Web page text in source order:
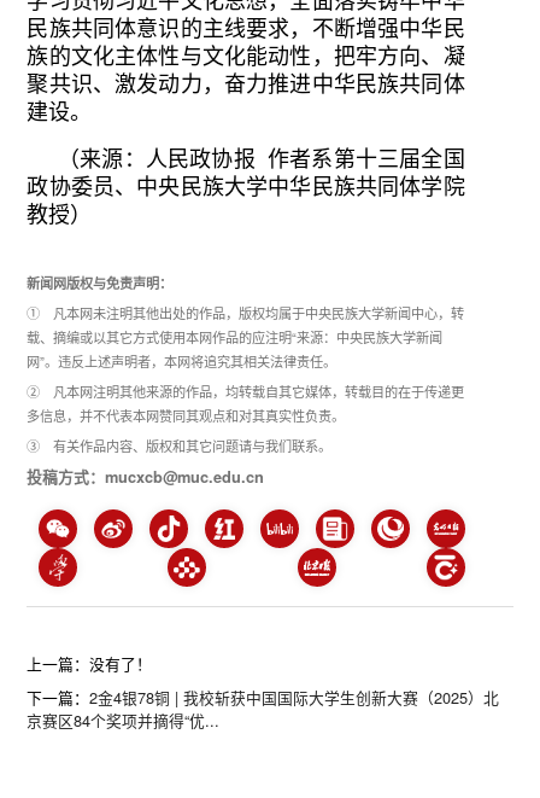
民族共同体意识的主线要求，不断增强中华民
族的文化主体性与文化能动性，把牢方向、凝
聚共识、激发动力，奋力推进中华民族共同体
建设。
（来源：人民政协报 作者系第十三届全国
政协委员、中央民族大学中华民族共同体学院
教授）
新闻网版权与免责声明：
① 凡本网未注明其他出处的作品，版权均属于中央民族大学新闻中心，转
载、摘编或以其它方式使用本网作品的应注明“来源：中央民族大学新闻
网”。违反上述声明者，本网将追究其相关法律责任。
② 凡本网注明其他来源的作品，均转载自其它媒体，转载目的在于传递更
多信息，并不代表本网赞同其观点和对其真实性负责。
③ 有关作品内容、版权和其它问题请与我们联系。
投稿方式：mucxcb@muc.edu.cn
上一篇：没有了！
下一篇：2金4银78铜 | 我校斩获中国国际大学生创新大赛（2025）北
京赛区84个奖项并摘得“优...